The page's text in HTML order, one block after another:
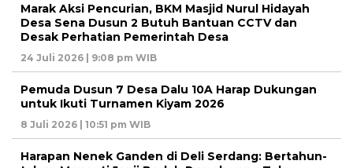
Marak Aksi Pencurian, BKM Masjid Nurul Hidayah
Desa Sena Dusun 2 Butuh Bantuan CCTV dan
Desak Perhatian Pemerintah Desa
24 Juli 2026 | 9:08 pm WIB
Pemuda Dusun 7 Desa Dalu 10A Harap Dukungan
untuk Ikuti Turnamen Kiyam 2026
8 Juli 2026 | 10:51 pm WIB
Harapan Nenek Ganden di Deli Serdang: Bertahun-